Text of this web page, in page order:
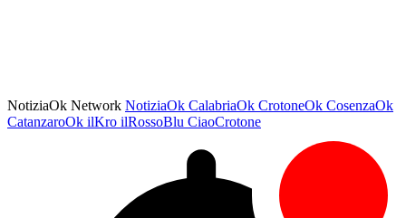
NotiziaOk Network NotiziaOk CalabriaOk CrotoneOk CosenzaOk
CatanzaroOk ilKro ilRossoBlu CiaoCrotone